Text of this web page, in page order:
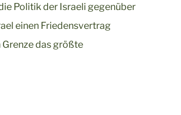
Politik der Israeli gegenüber
einen Friedensvertrag
das größte